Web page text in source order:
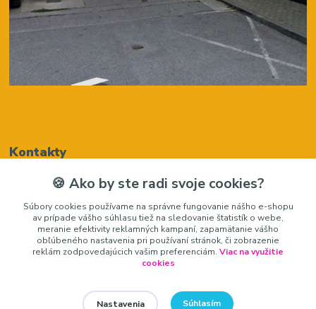
Kontakty
+421948050205
(Po-Pia, 8-16 hod.)
zariadeniedosalonu@gmail.com
🍪 Ako by ste radi svoje cookies?
Súbory cookies používame na správne fungovanie nášho e-shopu
av prípade vášho súhlasu tiež na sledovanie štatistík o webe,
meranie efektivity reklamných kampaní, zapamätanie vášho
obľúbeného nastavenia pri používaní stránok, či zobrazenie
reklám zodpovedajúcich vašim preferenciám. Viac na využitie
cookies
Nastavenia Súhlasím